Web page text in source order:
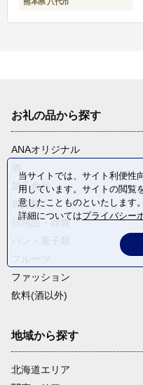
お礼の品から探す
ANAオリジナル
加工食品
魚介類
日用品・雑貨
ファッション
飲料(酒以外)
地域から探す
北海道エリア
当サイトでは、サイト利便性
用しています。サイトの閲覧
意したことものといたします。
詳細についてはプライバシー